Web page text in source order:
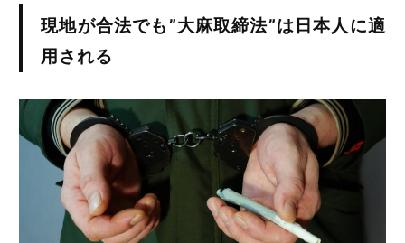
現地が合法でも”大麻取締法”は日本人に適
用される